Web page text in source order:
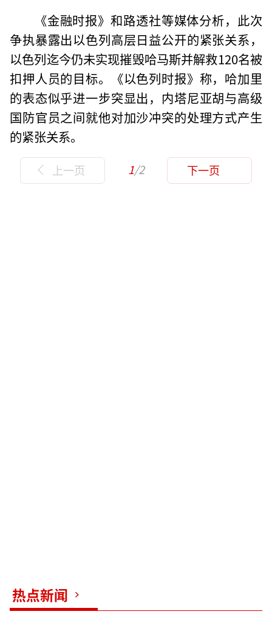
《金融时报》和路透社等媒体分析，此次
争执暴露出以色列高层日益公开的紧张关系，
以色列迄今仍未实现摧毁哈马斯并解救120名被
扣押人员的目标。《以色列时报》称，哈加里
的表态似乎进一步突显出，内塔尼亚胡与高级
国防官员之间就他对加沙冲突的处理方式产生
的紧张关系。
上一页 1/2 下一页
热点新闻